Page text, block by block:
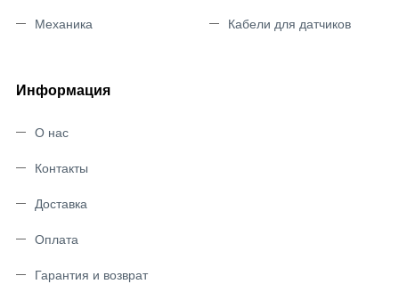
Механика Кабели для датчиков
Информация
О нас
Контакты
Доставка
Оплата
Гарантия и возврат